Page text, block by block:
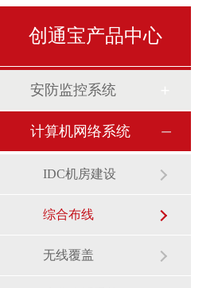
创通宝产品中心
安防监控系统
计算机网络系统
IDC机房建设
综合布线
无线覆盖